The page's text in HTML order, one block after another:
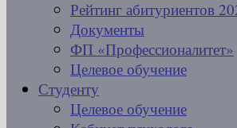
Рейтинг абитуриентов
Документы
ФП «Профессионалитет»
Целевое обучение
Студенту
Целевое обучение